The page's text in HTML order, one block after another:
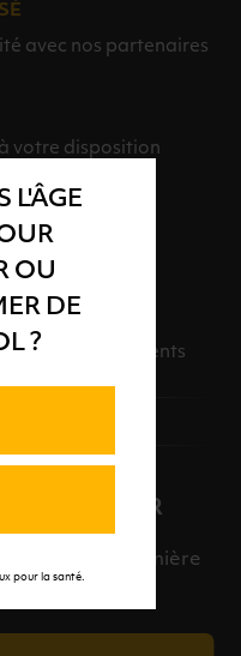
L'ÂGE
OU
DE
?
pour la santé.
avec nos partenaires
votre disposition
à vos événements
en avant-première
nos actualités.